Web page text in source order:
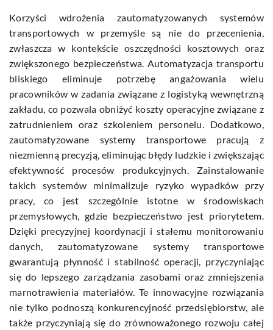
Korzyści wdrożenia zautomatyzowanych systemów
transportowych w przemyśle są nie do przecenienia,
zwłaszcza w kontekście oszczędności kosztowych oraz
zwiększonego bezpieczeństwa. Automatyzacja transportu
bliskiego eliminuje potrzebę angażowania wielu
pracowników w zadania związane z logistyką wewnętrzną
zakładu, co pozwala obniżyć koszty operacyjne związane z
zatrudnieniem oraz szkoleniem personelu. Dodatkowo,
zautomatyzowane systemy transportowe pracują z
niezmienną precyzją, eliminując błędy ludzkie i zwiększając
efektywność procesów produkcyjnych. Zainstalowanie
takich systemów minimalizuje ryzyko wypadków przy
pracy, co jest szczególnie istotne w środowiskach
przemysłowych, gdzie bezpieczeństwo jest priorytetem.
Dzięki precyzyjnej koordynacji i stałemu monitorowaniu
danych, zautomatyzowane systemy transportowe
gwarantują płynność i stabilność operacji, przyczyniając
się do lepszego zarządzania zasobami oraz zmniejszenia
marnotrawienia materiałów. Te innowacyjne rozwiązania
nie tylko podnoszą konkurencyjność przedsiębiorstw, ale
także przyczyniają się do zrównoważonego rozwoju całej